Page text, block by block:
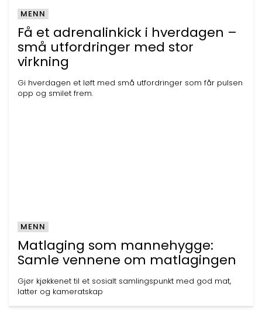
Få et adrenalinkick i hverdagen –
små utfordringer med stor
virkning
Gi hverdagen et løft med små utfordringer som får pulsen
opp og smilet frem.
MENN
Matlaging som mannehygge:
Samle vennene om matlagingen
Gjør kjøkkenet til et sosialt samlingspunkt med god mat,
latter og kameratskap
MENN